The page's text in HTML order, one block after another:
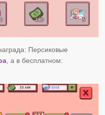
Персиковые
, а в бесплатном: